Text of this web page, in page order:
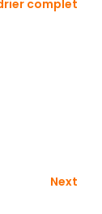
complet
Next